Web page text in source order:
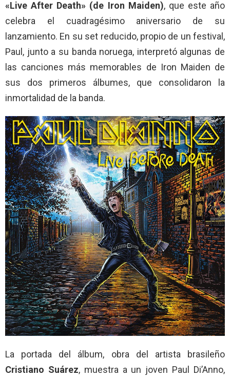
«Live After Death» (de Iron Maiden), que este año
celebra el cuadragésimo aniversario de su
lanzamiento. En su set reducido, propio de un festival,
Paul, junto a su banda noruega, interpretó algunas de
las canciones más memorables de Iron Maiden de
sus dos primeros álbumes, que consolidaron la
inmortalidad de la banda.
La portada del álbum, obra del artista brasileño
Cristiano Suárez, muestra a un joven Paul Di’Anno,